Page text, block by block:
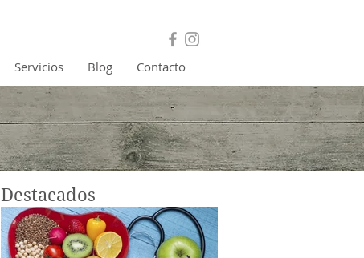
Servicios Blog Contacto
Destacados